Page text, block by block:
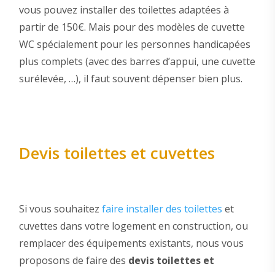
vous pouvez installer des toilettes adaptées à
partir de 150€. Mais pour des modèles de cuvette
WC spécialement pour les personnes handicapées
plus complets (avec des barres d’appui, une cuvette
surélevée, …), il faut souvent dépenser bien plus.
Devis toilettes et cuvettes
Si vous souhaitez faire installer des toilettes et
cuvettes dans votre logement en construction, ou
remplacer des équipements existants, nous vous
proposons de faire des devis toilettes et